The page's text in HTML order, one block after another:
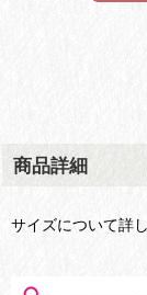
商品詳細
サイズについて詳